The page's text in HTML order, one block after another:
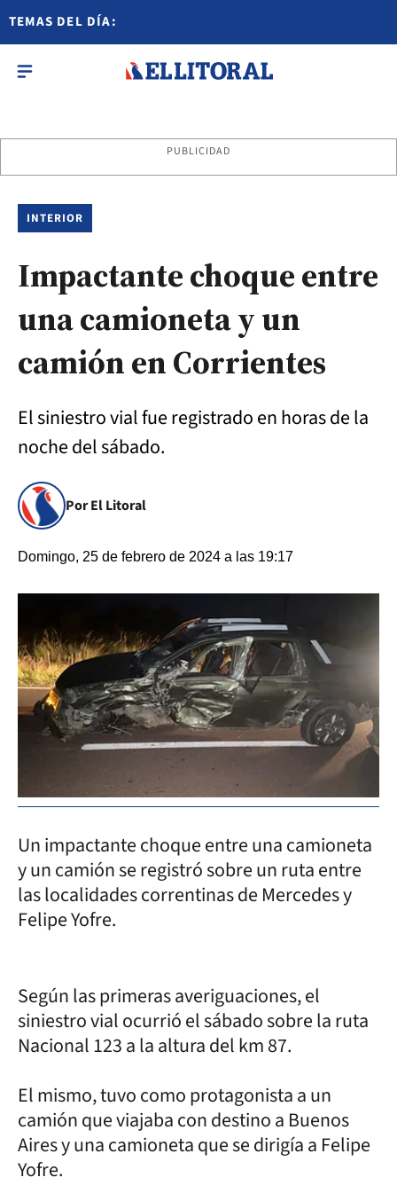
TEMAS DEL DÍA:
PUBLICIDAD
INTERIOR
Impactante choque entre
una camioneta y un
camión en Corrientes
El siniestro vial fue registrado en horas de la
noche del sábado.
Por El Litoral
Domingo, 25 de febrero de 2024 a las 19:17
Un impactante choque entre una camioneta
y un camión se registró sobre un ruta entre
las localidades correntinas de Mercedes y
Felipe Yofre.
Según las primeras averiguaciones, el
siniestro vial ocurrió el sábado sobre la ruta
Nacional 123 a la altura del km 87.
El mismo, tuvo como protagonista a un
camión que viajaba con destino a Buenos
Aires y una camioneta que se dirigía a Felipe
Yofre.